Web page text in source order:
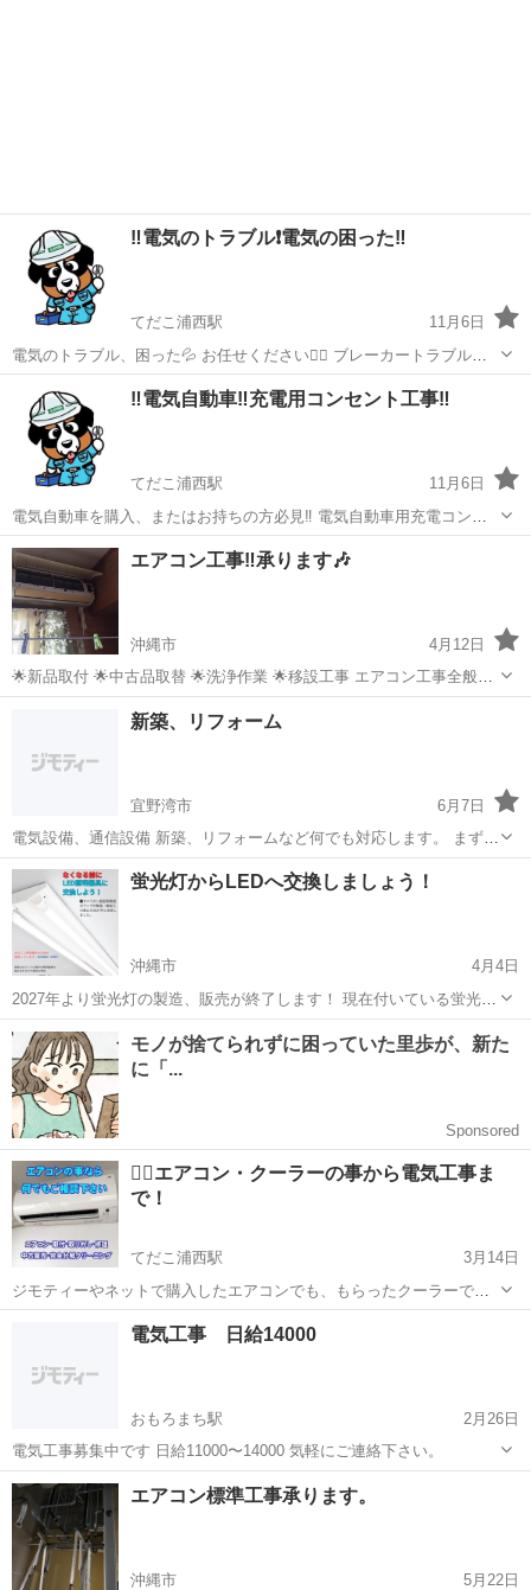
‼️電気のトラブル❗️電気の困った‼️
てだこ浦西駅
11月6日
電気のトラブル、困った💦 お任せください🙇‍♂️ ブレーカートラブル、
照明器具が点かないまたは破損、オール電化、ウォシュレットの電源
工事、などなど‼️ お気軽にご相談ください🙇‍♂️ あなたの困ったを解決し
ます‼️
うるま市 てだこ浦西駅 電気工事
‼️電気自動車‼️充電用コンセント工事‼️
てだこ浦西駅
11月6日
電気自動車を購入、またはお持ちの方必見‼️ 電気自動車用充電コンセ
ント、設置されていますか❓ 住宅、施設、工場、専用駐車場などなど‼️
お気軽にご相談ください🙇‍♂️
沖縄 うるま市 てだこ浦西駅 電気工事
エアコン工事‼️承ります🎶
沖縄市
4月12日
🌟新品取付 🌟中古品取替 🌟洗浄作業 🌟移設工事 エアコン工事全般、
やってます‼️ まずは、気軽に連絡ください📞 現地確認を元に見積もり
にお伺いしますので😁
沖縄市 電気工事
新築、リフォーム
宜野湾市
6月7日
電気設備、通信設備 新築、リフォームなど何でも対応します。 まずは
ご連絡下さい。
沖縄 宜野湾市 電気工事
蛍光灯からLEDへ交換しましょう！
沖縄市
4月4日
2027年より蛍光灯の製造、販売が終了します！ 現在付いている蛍光灯
の球の交換が出来なくなります。 そのためLED照明へ変えなければな
りません メリットしかありません！ 電気代が安い、長持ち、水銀（汚
染物質）が無い安全...
沖縄 沖縄市 電気工事 無料
👷‍♂️エアコン・クーラーの事から電気工事ま
で！
てだこ浦西駅
3月14日
ジモティーやネットで購入したエアコンでも、もらったクーラーで
も！ ◎エアコン取り付け/取り外し ◎エアコン室外機の移動 ◎引っ越
しだから取り外して、運んで、取り付けて！ ◎今までエアコンが付い
てだこ浦西駅
電気工事 日給14000
おもろまち駅
2月26日
電気工事募集中です 日給11000〜14000 気軽にご連絡下さい。
沖縄 那覇市 おもろまち駅 電気工事
エアコン標準工事承ります。
沖縄市
5月22日